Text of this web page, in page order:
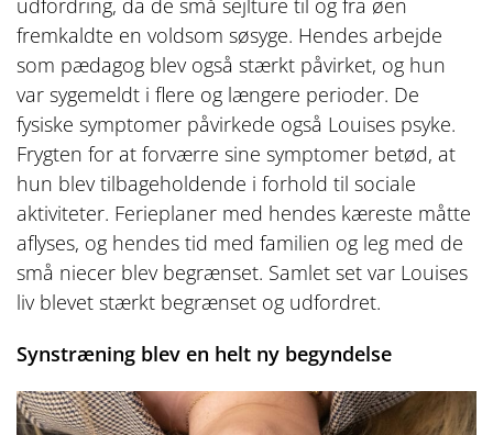
udfordring, da de små sejlture til og fra øen
fremkaldte en voldsom søsyge. Hendes arbejde
som pædagog blev også stærkt påvirket, og hun
var sygemeldt i flere og længere perioder. De
fysiske symptomer påvirkede også Louises psyke.
Frygten for at forværre sine symptomer betød, at
hun blev tilbageholdende i forhold til sociale
aktiviteter. Ferieplaner med hendes kæreste måtte
aflyses, og hendes tid med familien og leg med de
små niecer blev begrænset. Samlet set var Louises
liv blevet stærkt begrænset og udfordret.
Synstræning blev en helt ny begyndelse